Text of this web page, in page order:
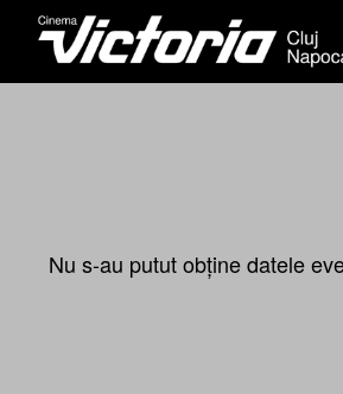
Nu s-au putut obține datele